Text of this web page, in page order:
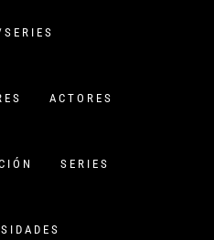
ACTORES
SERIES
CHINA